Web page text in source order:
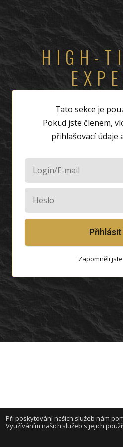
HIGH-
Tato sekce je
Pokud jste členem,
přihlašovací údaje
Přihlásit
Zapomněli
Při poskytování našich služeb nám
Využíváním našich služeb s jejich